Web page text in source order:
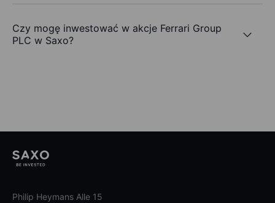
Czy mogę inwestować w akcje Ferrari Group
PLC w Saxo?
Philip Heymans Alle 15